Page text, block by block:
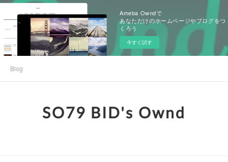
Ameba Owndで
あなただけのホームページやブログをつ
くろう
今すぐ試す
Blog
SO79 BID's Ownd